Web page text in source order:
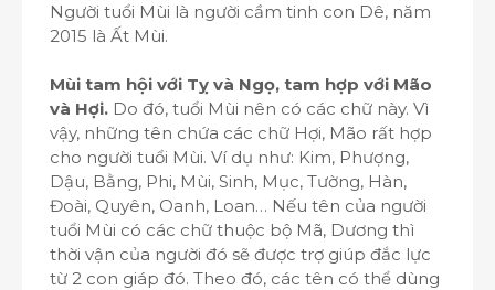
Người tuổi Mùi là người cầm tinh con Dê, năm
2015 là Ất Mùi.
Mùi tam hội với Tỵ và Ngọ, tam hợp với Mão
và Hợi. Do đó, tuổi Mùi nên có các chữ này. Vì
vậy, những tên chứa các chữ Hợi, Mão rất hợp
cho người tuổi Mùi. Ví dụ như: Kim, Phượng,
Dậu, Bằng, Phi, Mùi, Sinh, Mục, Tường, Hàn,
Đoài, Quyên, Oanh, Loan… Nếu tên của người
tuổi Mùi có các chữ thuộc bộ Mã, Dương thì
thời vận của người đó sẽ được trợ giúp đắc lực
từ 2 con giáp đó. Theo đó, các tên có thể dùng